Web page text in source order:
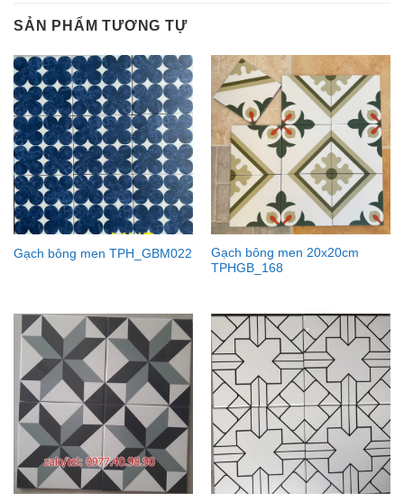
SẢN PHẨM TƯƠNG TỰ
Gạch bông men TPH_GBM022
Gạch bông men 20x20cm
TPHGB_168